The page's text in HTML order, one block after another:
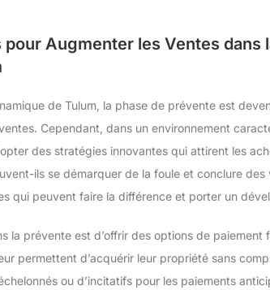
Augmenter les Ventes dans
de Tulum, la phase de prévente est
Cependant, dans un environnement
des stratégies innovantes qui attirent les
ils se démarquer de la foule et conclure
qui peuvent faire la différence et porter un
la prévente est d’offrir des options de
permettent d’acquérir leur propriété sans
ou d’incitatifs pour les paiements